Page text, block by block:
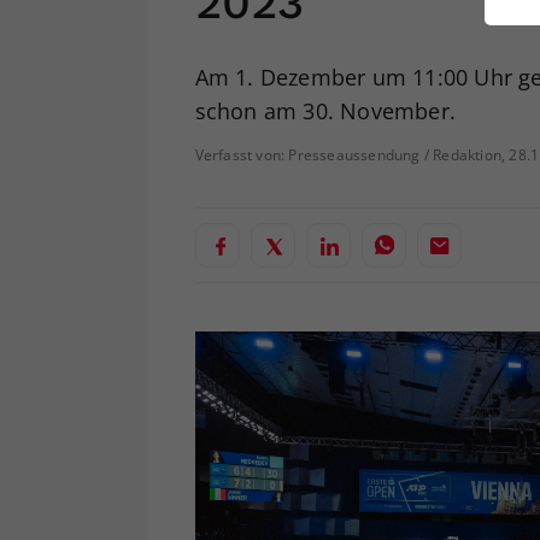
Am 1. Dezember um 11:00 Uhr
schon am 30. November.
Verfasst von: Presseaussendung / Redaktion,